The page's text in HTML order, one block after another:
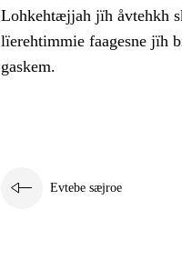
Lohkehtæjjah jïh åvtehkh
lïerehtimmie faagesne jïh
gaskem.
Evtebe sæjroe